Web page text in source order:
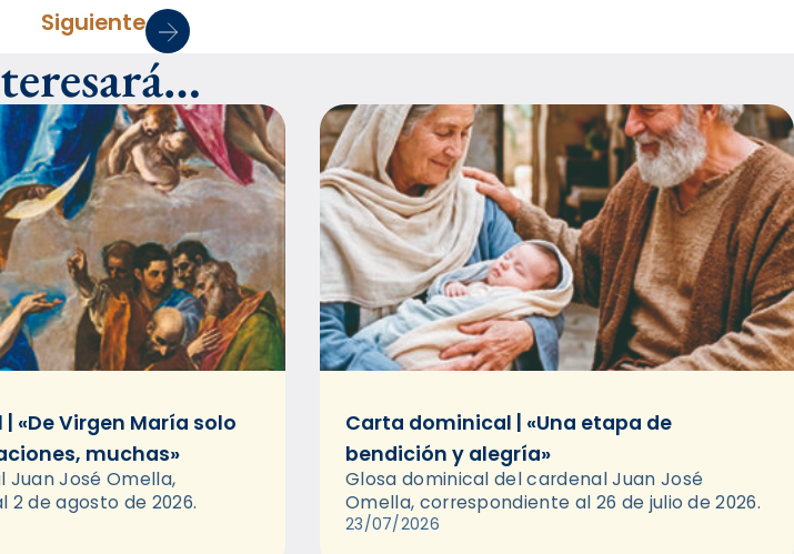
Siguiente
«De Virgen María solo
muchas»
Juan José Omella,
de agosto de 2026.
Carta dominical | «Una etapa de
bendición y alegría»
Glosa dominical del cardenal Juan José
Omella, correspondiente al 26 de julio de 2026.
23/07/2026